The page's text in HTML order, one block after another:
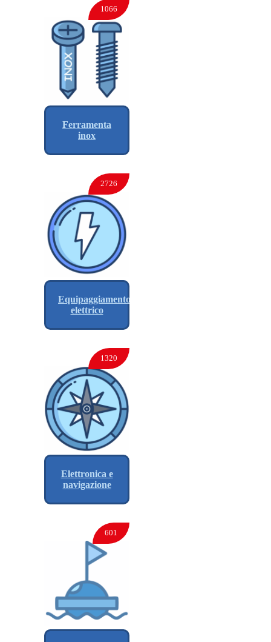
1066
Ferramenta
inox
2726
Equipaggiamento
elettrico
1320
Elettronica e
navigazione
601